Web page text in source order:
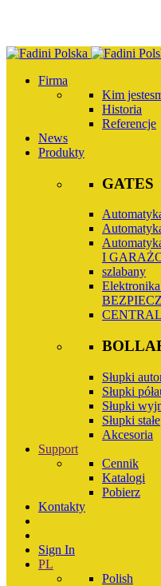
do
Firma
Kim
Historia
Referencje
News
Produkty
GATES
I
szlabany
Słupki
Słupki
Słupki
Słupki stałe
Akcesoria
Support
Cennik
Katalogi
Pobierz
Kontakty
Sign In
PL
Polish